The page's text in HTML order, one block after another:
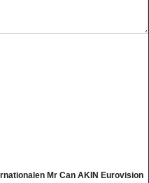
Mr Can AKIN Eurovision